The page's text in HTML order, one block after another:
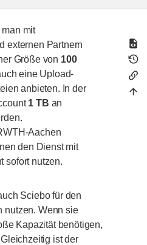
man mit
externen Partnern
Größe von 100
eine Upload-
anbieten. In der
1 TB an
Aachen
den Dienst mit
sofort nutzen.
Sciebo für den
nutzen. Wenn sie
Kapazität benötigen,
ist der